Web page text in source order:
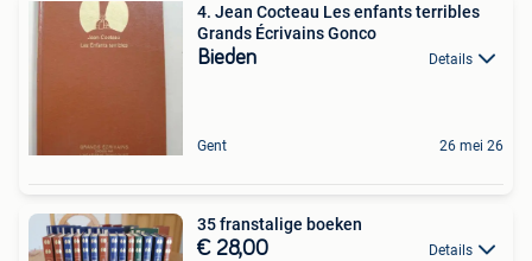
4. Jean Cocteau Les enfants terribles
Grands Écrivains Gonco
Bieden Details
Gent 26 mei 26
35 franstalige boeken
€ 28,00 Details